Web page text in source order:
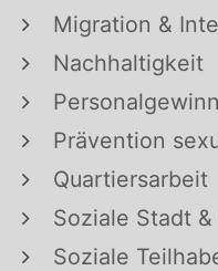
Migration &
Nachhaltigkeit
Prävention
Quartiersarbeit
Soziale Stadt
Soziale